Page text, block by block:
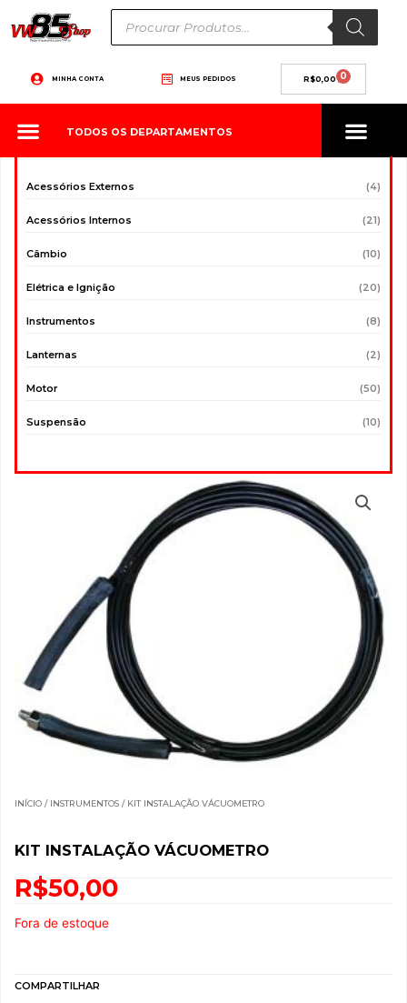
para
Pesquisar
produtos
MINHA CONTA MEUS PEDIDOS R$0,00 0
Carrinho
TODOS OS DEPARTAMENTOS
Acessórios Externos (4)
Acessórios Internos (21)
Câmbio (10)
Elétrica e Ignição (20)
Instrumentos (8)
Lanternas (2)
Motor (50)
Suspensão (10)
INÍCIO / INSTRUMENTOS / KIT INSTALAÇÃO VÁCUOMETRO
KIT INSTALAÇÃO VÁCUOMETRO
R$50,00
Fora de estoque
COMPARTILHAR